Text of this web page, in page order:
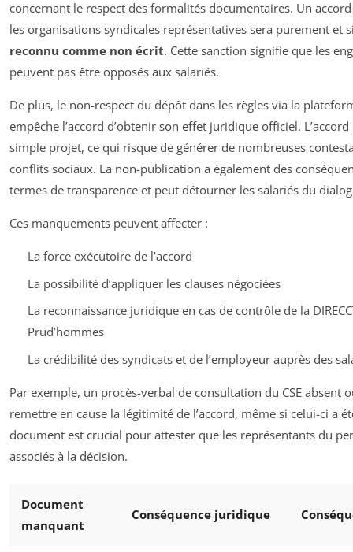
concernant le respect des formalités documentaires. Un
les organisations syndicales représentatives sera purement et
reconnu comme non écrit. Cette sanction signifie que les
peuvent pas être opposés aux salariés.
De plus, le non-respect du dépôt dans les règles via la
empêche l’accord d’obtenir son effet juridique officiel. L’accord
simple projet, ce qui risque de générer de nombreuses
conflits sociaux. La non-publication a également des
termes de transparence et peut détourner les salariés du
Ces manquements peuvent affecter :
La force exécutoire de l’accord
La possibilité d’appliquer les clauses négociées
La reconnaissance juridique en cas de contrôle de la
Prud’hommes
La crédibilité des syndicats et de l’employeur auprès des
Par exemple, un procès-verbal de consultation du CSE absent
remettre en cause la légitimité de l’accord, même si celui-ci a
document est crucial pour attester que les représentants du
associés à la décision.
Document
manquant
Conséquence juridique